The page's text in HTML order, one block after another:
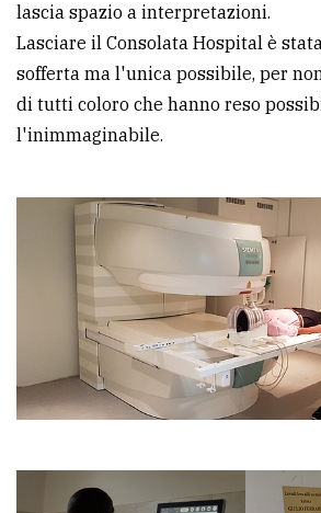
lascia spazio a interpretazioni.
Lasciare il Consolata Hospital è
sofferta ma l'unica possibile, per
di tutti coloro che hanno reso
l'inimmaginabile.